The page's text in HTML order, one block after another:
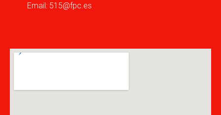
Email: 515@fpc.es